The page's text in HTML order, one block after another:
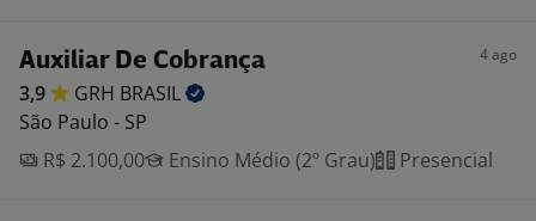
Auxiliar De Cobrança 4 ago
3,9 GRH BRASIL
São Paulo - SP
R$ 2.100,00
Ensino Médio (2º Grau) Presencial